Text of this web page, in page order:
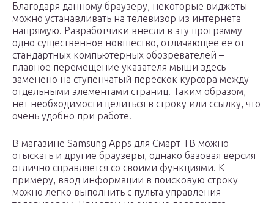
Благодаря данному браузеру, некоторые виджеты
можно устанавливать на телевизор из интернета
напрямую. Разработчики внесли в эту программу
одно существенное новшество, отличающее ее от
стандартных компьютерных обозревателей –
плавное перемещение указателя мыши здесь
заменено на ступенчатый перескок курсора между
отдельными элементами страниц. Таким образом,
нет необходимости целиться в строку или ссылку, что
очень удобно при работе.
В магазине Samsung Apps для Смарт ТВ можно
отыскать и другие браузеры, однако базовая версия
отлично справляется со своими функциями. К
примеру, ввод информации в поисковую строку
можно легко выполнить с пульта управления